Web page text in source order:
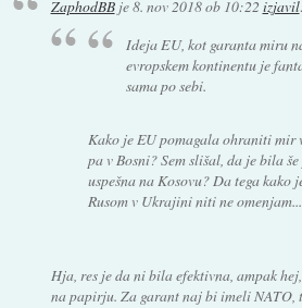
ZaphodBBje8. nov 2018 ob 10:22 izjavil
Ideja EU, kot garanta miru
evropskem kontinentu je
sama po sebi.
Kako je EU pomagala ohraniti
pa v Bosni? Sem slišal, da je bila
uspešna na Kosovu? Da tega kako
Rusom v Ukrajini niti ne omenjam...
Hja, res je da ni bila efektivna, ampak
na papirju. Za garant naj bi imeli NATO,